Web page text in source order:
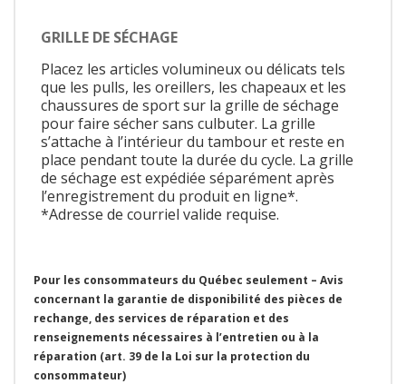
GRILLE DE SÉCHAGE
Placez les articles volumineux ou délicats tels
que les pulls, les oreillers, les chapeaux et les
chaussures de sport sur la grille de séchage
pour faire sécher sans culbuter. La grille
s’attache à l’intérieur du tambour et reste en
place pendant toute la durée du cycle. La grille
de séchage est expédiée séparément après
l’enregistrement du produit en ligne*.
*Adresse de courriel valide requise.
Pour les consommateurs du Québec seulement – Avis
concernant la garantie de disponibilité des pièces de
rechange, des services de réparation et des
renseignements nécessaires à l’entretien ou à la
réparation (art. 39 de la Loi sur la protection du
consommateur)